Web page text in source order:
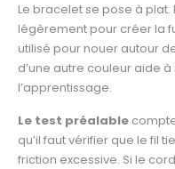
Le bracelet se pose à
légèrement pour créer la
utilisé pour nouer autour
d’une autre couleur aide
l’apprentissage.
Le test préalable
qu’il faut vérifier que le fil
friction excessive. Si le